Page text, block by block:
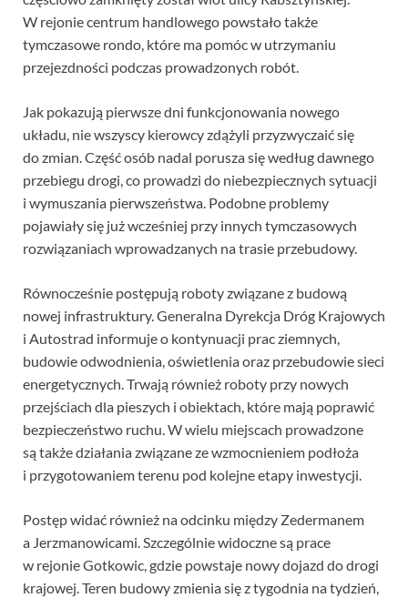
W rejonie centrum handlowego powstało także
tymczasowe rondo, które ma pomóc w utrzymaniu
przejezdności podczas prowadzonych robót.
Jak pokazują pierwsze dni funkcjonowania nowego
układu, nie wszyscy kierowcy zdążyli przyzwyczaić się
do zmian. Część osób nadal porusza się według dawnego
przebiegu drogi, co prowadzi do niebezpiecznych sytuacji
i wymuszania pierwszeństwa. Podobne problemy
pojawiały się już wcześniej przy innych tymczasowych
rozwiązaniach wprowadzanych na trasie przebudowy.
Równocześnie postępują roboty związane z budową
nowej infrastruktury. Generalna Dyrekcja Dróg Krajowych
i Autostrad informuje o kontynuacji prac ziemnych,
budowie odwodnienia, oświetlenia oraz przebudowie sieci
energetycznych. Trwają również roboty przy nowych
przejściach dla pieszych i obiektach, które mają poprawić
bezpieczeństwo ruchu. W wielu miejscach prowadzone
są także działania związane ze wzmocnieniem podłoża
i przygotowaniem terenu pod kolejne etapy inwestycji.
Postęp widać również na odcinku między Zedermanem
a Jerzmanowicami. Szczególnie widoczne są prace
w rejonie Gotkowic, gdzie powstaje nowy dojazd do drogi
krajowej. Teren budowy zmienia się z tygodnia na tydzień,